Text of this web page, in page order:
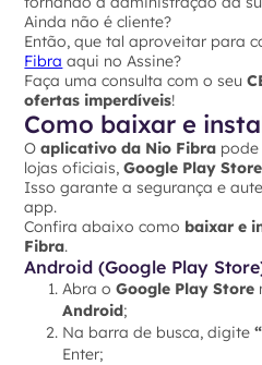
Ainda não é cliente?
Então, que tal aproveitar para
Fibra aqui no Assine?
Faça uma consulta com o seu
ofertas imperdíveis!
Como baixar e
Oaplicativo da Nio Fibra
lojas oficiais,Google Play Store
Isso garante a segurança e
app.
Confira abaixo como baixar e
Fibra.
Android (Google Play
Abra oGoogle Play Store
Android;
Na barra de busca, digite
Enter;